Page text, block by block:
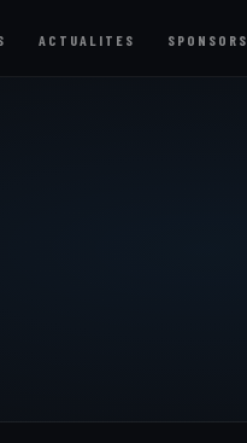
ACTUALITES SPONSORS